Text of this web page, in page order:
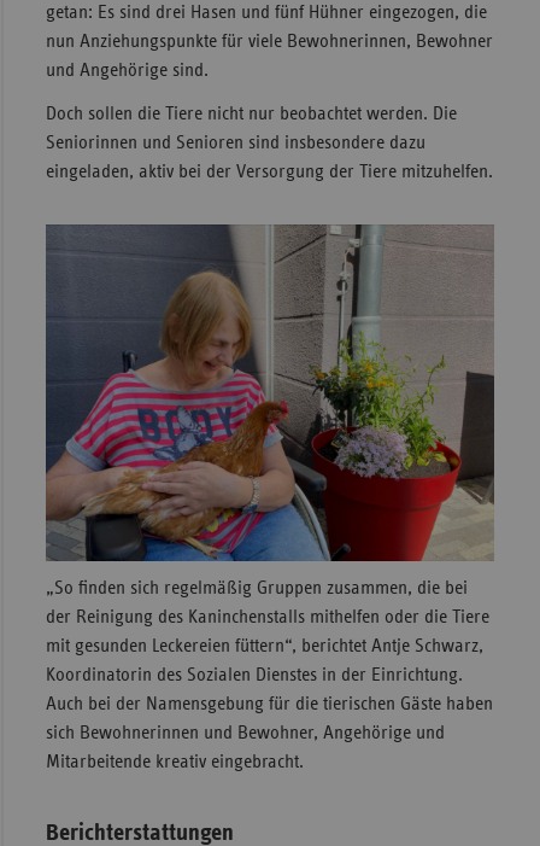
getan: Es sind drei Hasen und fünf Hühner eingezogen, die
nun Anziehungspunkte für viele Bewohnerinnen, Bewohner
und Angehörige sind.
Doch sollen die Tiere nicht nur beobachtet werden. Die
Seniorinnen und Senioren sind insbesondere dazu
eingeladen, aktiv bei der Versorgung der Tiere mitzuhelfen.
„So finden sich regelmäßig Gruppen zusammen, die bei
der Reinigung des Kaninchenstalls mithelfen oder die Tiere
mit gesunden Leckereien füttern“, berichtet Antje Schwarz,
Koordinatorin des Sozialen Dienstes in der Einrichtung.
Auch bei der Namensgebung für die tierischen Gäste haben
sich Bewohnerinnen und Bewohner, Angehörige und
Mitarbeitende kreativ eingebracht.
Berichterstattungen